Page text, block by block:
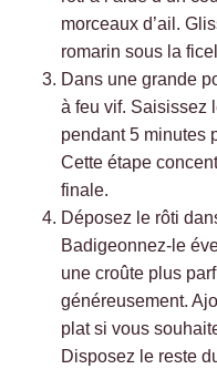
morceaux d’ail.
romarin sous la
Dans une grande
à feu vif. Saisissez
pendant 5 minutes
Cette étape
finale.
Déposez le rôti
Badigeonnez-le
une croûte plus
généreusement.
plat si vous
Disposez le reste